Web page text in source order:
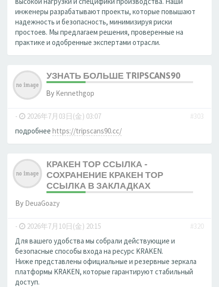
инженеры разрабатывают проекты, которые повышают
надежность и безопасность, минимизируя риски
простоев. Мы предлагаем решения, проверенные на
практике и одобренные экспертами отрасли.
УЗНАТЬ БОЛЬШЕ TRIPSCANS90
By Kennethgop
- 2026年7月03日(金) 03:07
#303
подробнее https://tripscans90.cc/
КРАКЕН ТОР ССЫЛКА -
СОХРАНЕНИЕ КРАКЕН ТОР
ССЫЛКА В ЗАКЛАДКАХ
By DeuaGoazy
- 2026年7月10日(金) 20:15
#320
Для вашего удобства мы собрали действующие и
безопасные способы входа на ресурс KRAKEN.
Ниже представлены официальные и резервные зеркала
платформы KRAKEN, которые гарантируют стабильный
доступ.